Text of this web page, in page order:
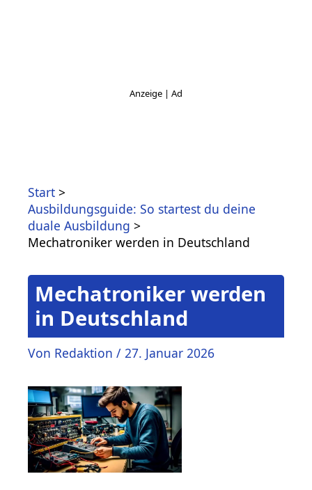
Start
Ausbildungsguide: So startest du deine
duale Ausbildung
Mechatroniker werden in Deutschland
Mechatroniker werden
in Deutschland
Von Redaktion / 27. Januar 2026